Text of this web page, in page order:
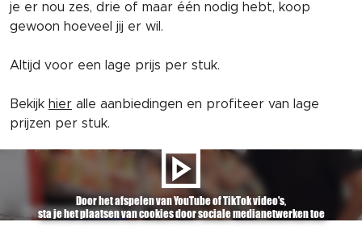
je er nou zes, drie of maar één nodig hebt, koop
gewoon hoeveel jij er wil.
Altijd voor een lage prijs per stuk.
Bekijk hier alle aanbiedingen en profiteer van lage
prijzen per stuk.
Door het afspelen van YouTube of TikTok video's,
sta je het plaatsen van cookies door sociale medianetwerken toe